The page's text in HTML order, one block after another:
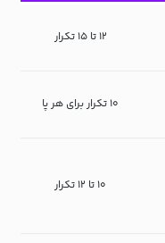
۱۲ تا ۱۵ تکرار
۱۰ تکرار برای هر پا
۱۰ تا ۱۲ تکرار